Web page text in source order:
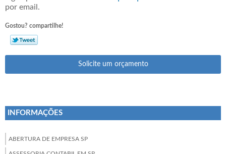
por email.
Gostou? compartilhe!
Solicite um orçamento
INFORMAÇÕES
ABERTURA DE EMPRESA SP